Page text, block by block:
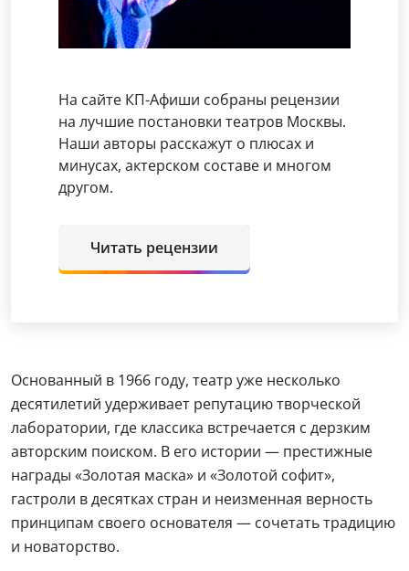
На сайте КП-Афиши собраны рецензии
на лучшие постановки театров Москвы.
Наши авторы расскажут о плюсах и
минусах, актерском составе и многом
другом.
Читать рецензии
Основанный в 1966 году, театр уже несколько
десятилетий удерживает репутацию творческой
лаборатории, где классика встречается с дерзким
авторским поиском. В его истории — престижные
награды «Золотая маска» и «Золотой софит»,
гастроли в десятках стран и неизменная верность
принципам своего основателя — сочетать традицию
и новаторство.